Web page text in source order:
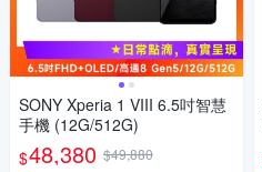
SONY Xperia 1 VIII 6.5吋智慧
手機 (12G/512G)
$48,380 $49,880